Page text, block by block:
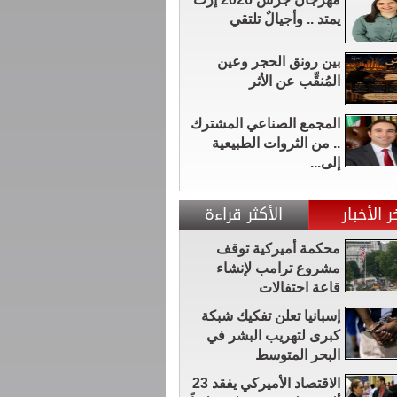
يمتد .. وأجيالٌ تلتقي
بين رونق الحجر وعين
المُنقِّب عن الأثر
المجمع الصناعي المشترك
.. من الثروات الطبيعية
إلى...
الأخبار الأكثر قراءة
محكمة أميركية توقف
مشروع ترامب لإنشاء
قاعة احتفالات
إسبانيا تعلن تفكيك شبكة
كبرى لتهريب البشر في
البحر المتوسط
الاقتصاد الأميركي يفقد 23